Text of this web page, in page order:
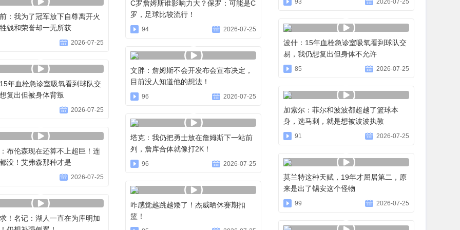
：我为了冠军放下自尊离开火
钱和荣誉却一无所获
2026-07-25
年血栓急诊室吸氧看到球队交
复出但被身体背叛
2026-07-25
布伦森现在还算不上超巨！连
没！艾弗森那种才是
2026-07-25
！名记：湖人一直在为库明加
C罗詹姆斯谁影响力大？保罗：可能是C
罗，足球比较流行！
94 2026-07-25
文胖：詹姆斯不会开发布会宣布决定，
目前没人知道他的想法！
96 2026-07-25
塔克：我仍把勇士放在詹姆斯下一站前
列，詹库合体就像打2K！
96 2026-07-25
咋感觉越跳越矮了！杰威晒休赛期扣
篮！
93 2026-07-25
波什：15年血栓急诊室吸氧看到球队交
易，我仍想复出但身体不允许
85 2026-07-25
加索尔：菲尔和波波都超越了篮球本
身，选马刺，就是想被波波执教
91 2026-07-25
莫兰特这种天赋，19年才屈居第二，原
来是出了锡安这个怪物
99 2026-07-25